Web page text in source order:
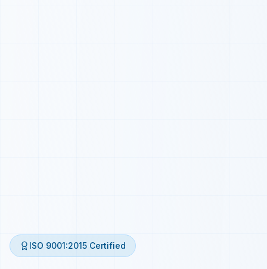
ISO 9001:2015 Certified